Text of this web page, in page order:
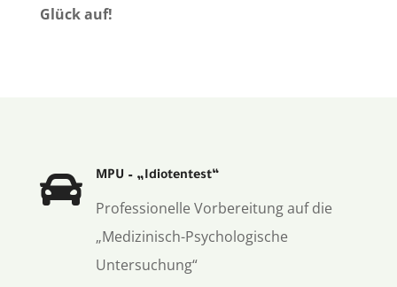
Glück auf!
 MPU – „Idiotentest“
Professionelle Vorbereitung auf die
„Medizinisch-Psychologische
Untersuchung“